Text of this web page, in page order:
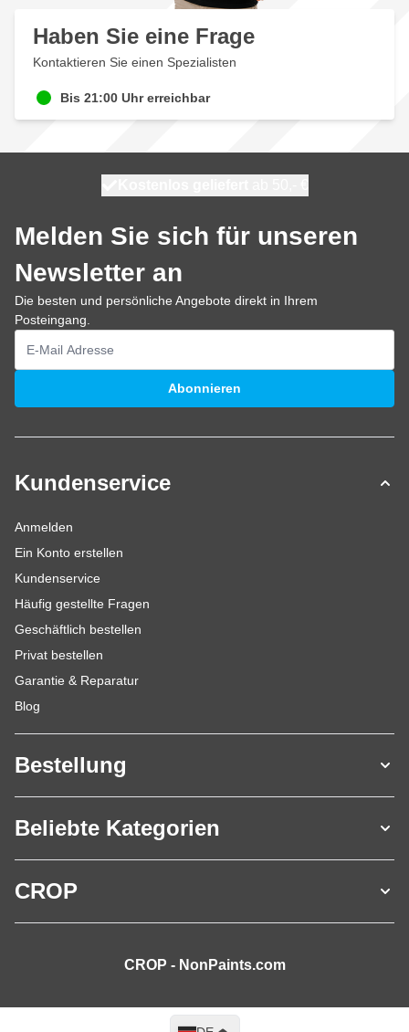
Haben Sie eine Frage
Kontaktieren Sie einen Spezialisten
Bis 21:00 Uhr erreichbar
Melden Sie sich für unseren
Newsletter an
Die besten und persönliche Angebote direkt in Ihrem
Posteingang.
E-Mailadresse
Abonnieren
Kundenservice
Anmelden
Ein Konto erstellen
Kundenservice
Häufig gestellte Fragen
Geschäftlich bestellen
Privat bestellen
Garantie & Reparatur
Blog
Bestellung
Beliebte Kategorien
CROP
CROP - NonPaints.com
Sprache